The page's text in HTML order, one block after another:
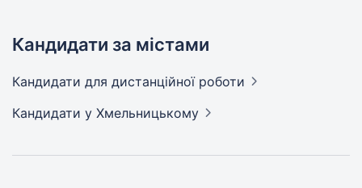
Кандидати за містами
Кандидати для дистанційної роботи
Кандидати у Хмельницькому